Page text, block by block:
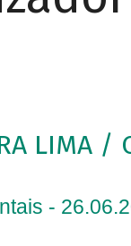
LIMA
-